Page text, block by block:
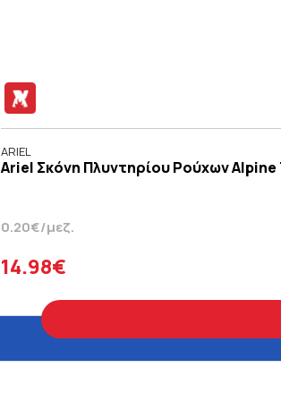
ARIEL
Ariel Σκόνη Πλυντηρίου Ρούχων Alpine
0.20€/μεζ.
14.98€